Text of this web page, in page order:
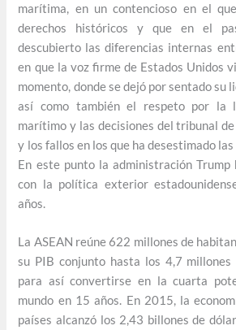
marítima, en un contencioso en el
derechos históricos y que en el
descubierto las diferencias internas
en que la voz firme de Estados Unidos
momento, donde se dejó por sentado su
así como también el respeto por la
marítimo y las decisiones del tribunal
y los fallos en los que ha desestimado
En este punto la administración Trump
con la política exterior
años.
La ASEAN reúne 622 millones de
su PIB conjunto hasta los 4,7
para así convertirse en la cuarta
mundo en 15 años. En 2015, la
países alcanzó los 2,43 billones de